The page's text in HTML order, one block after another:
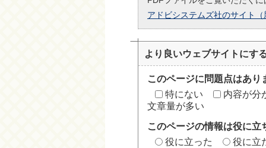
アドビシステムズ社のサイト（
より良いウェブサイトにす
このページに問題点はあり
特にない
内容が分
文章量が多い
このページの情報は役に立
役に立った
役に立